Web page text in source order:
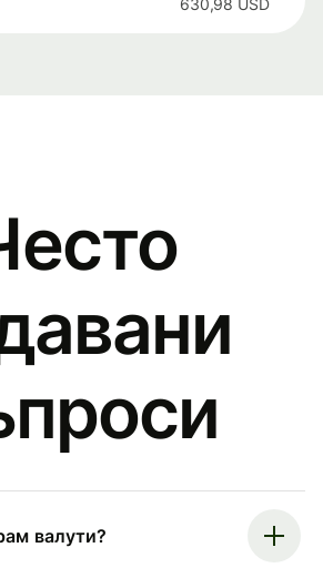
630,98 USD
валути?